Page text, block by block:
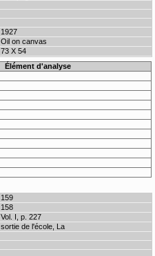
1927
Oil on canvas
73 X 54
Élément d'analyse
159
158
Vol. I, p. 227
sortie de l'école, La